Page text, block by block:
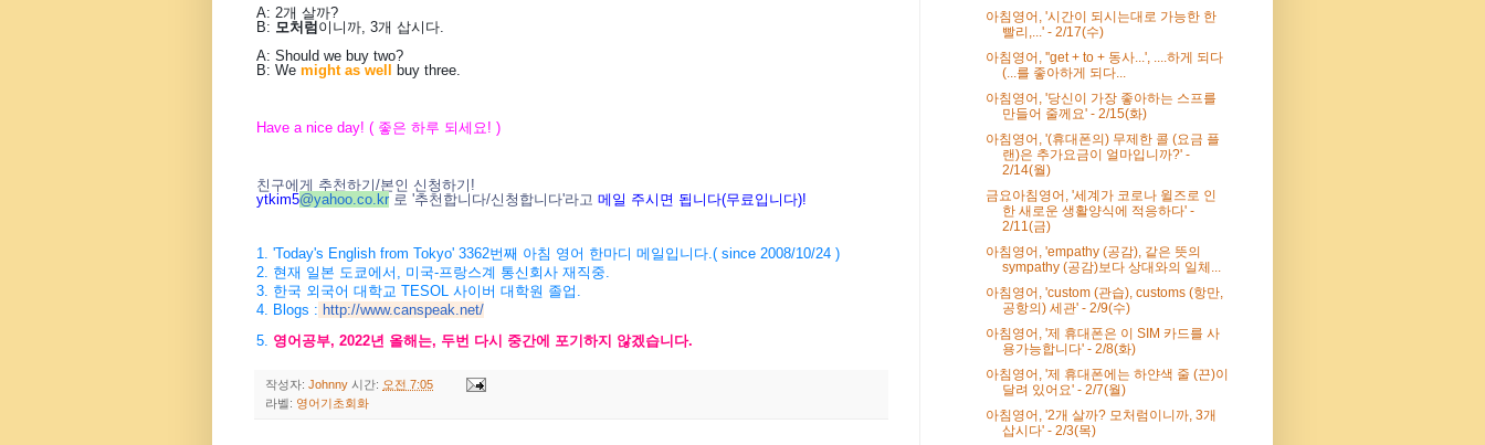
A: 2개 살까?
B: 모처럼이니까, 3개 삽시다.
A: Should we buy two?
B: We might as well buy three.
Have a nice day! ( 좋은 하루 되세요! )
친구에게 추천하기/본인 신청하기!
ytkim5@yahoo.co.kr 로 '추천합니다/신청합니다'라고 메일 주시면 됩니다(무료입니다)!
1. 'Today's English from Tokyo' 3362번째 아침 영어 한마디 메일입니다.( since 2008/10/24 )
2. 현재 일본 도쿄에서, 미국-프랑스계 통신회사 재직중.
3. 한국 외국어 대학교 TESOL 사이버 대학원 졸업.
4. Blogs : http://www.canspeak.net/
5. 영어공부, 2022년 올해는, 두번 다시 중간에 포기하지 않겠습니다.
작성자: Johnny 시간: 오전 7:05
라벨: 영어기초회화
아침영어, '시간이 되시는대로 가능한 한
빨리,...' - 2/17(수)
아침영어, ''get + to + 동사...', ....하게 되다
(...를 좋아하게 되다...
아침영어, '당신이 가장 좋아하는 스프를
만들어 줄께요' - 2/15(화)
아침영어, '(휴대폰의) 무제한 콜 (요금 플
랜)은 추가요금이 얼마입니까?' -
2/14(월)
금요아침영어, '세계가 코로나 윌즈로 인
한 새로운 생활양식에 적응하다' -
2/11(금)
아침영어, 'empathy (공감), 같은 뜻의
sympathy (공감)보다 상대와의 일체...
아침영어, 'custom (관습), customs (항만,
공항의) 세관' - 2/9(수)
아침영어, '제 휴대폰은 이 SIM 카드를 사
용가능합니다' - 2/8(화)
아침영어, '제 휴대폰에는 하얀색 줄 (끈)이
달려 있어요' - 2/7(월)
아침영어, '2개 살까? 모처럼이니까, 3개
삽시다' - 2/3(목)